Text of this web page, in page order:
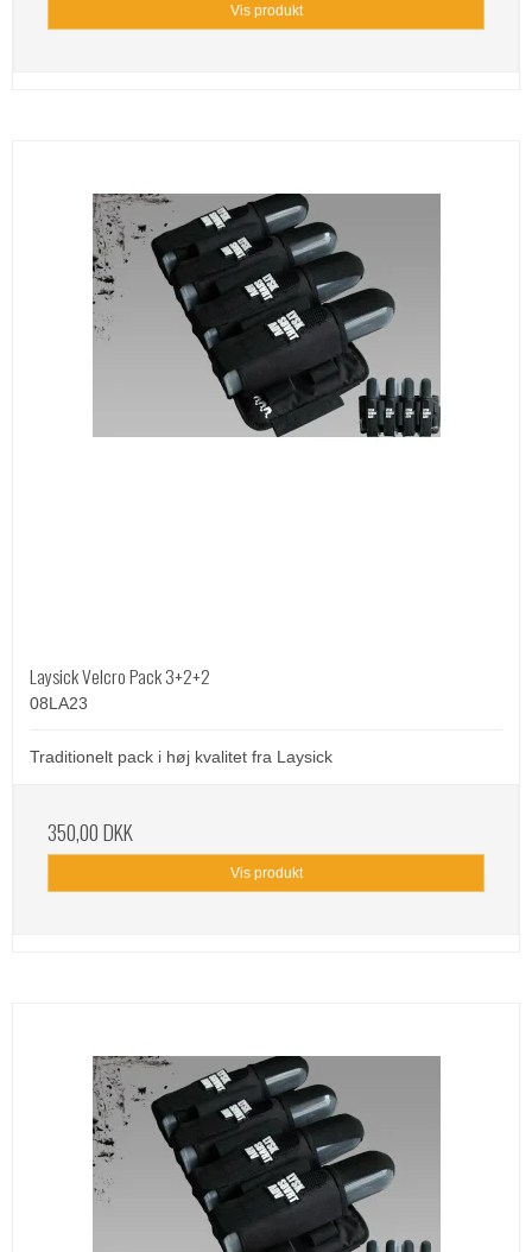
Vis produkt
Laysick Velcro Pack 3+2+2
08LA23
Traditionelt pack i høj kvalitet fra Laysick
350,00 DKK
Vis produkt